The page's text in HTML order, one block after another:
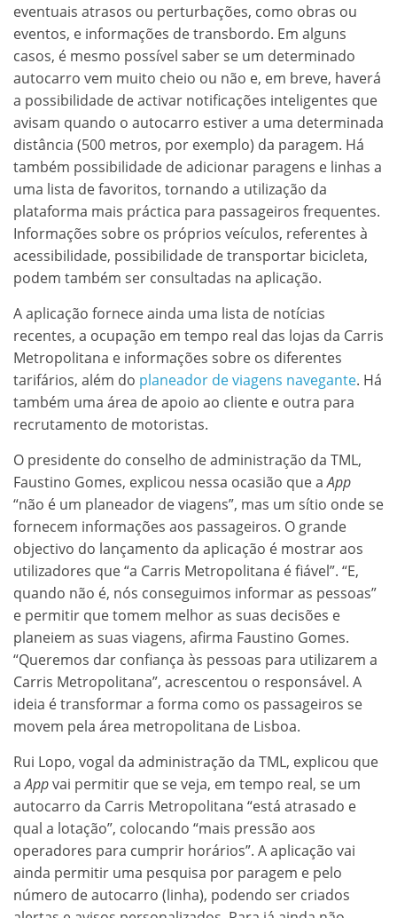
eventuais atrasos ou perturbações, como obras ou
eventos, e informações de transbordo. Em alguns
casos, é mesmo possível saber se um determinado
autocarro vem muito cheio ou não e, em breve, haverá
a possibilidade de activar notificações inteligentes que
avisam quando o autocarro estiver a uma determinada
distância (500 metros, por exemplo) da paragem. Há
também possibilidade de adicionar paragens e linhas a
uma lista de favoritos, tornando a utilização da
plataforma mais práctica para passageiros frequentes.
Informações sobre os próprios veículos, referentes à
acessibilidade, possibilidade de transportar bicicleta,
podem também ser consultadas na aplicação.
A aplicação fornece ainda uma lista de notícias
recentes, a ocupação em tempo real das lojas da Carris
Metropolitana e informações sobre os diferentes
tarifários, além do planeador de viagens navegante. Há
também uma área de apoio ao cliente e outra para
recrutamento de motoristas.
O presidente do conselho de administração da TML,
Faustino Gomes, explicou nessa ocasião que aApp
“não é um planeador de viagens”, mas um sítio onde se
fornecem informações aos passageiros. O grande
objectivo do lançamento da aplicação é mostrar aos
utilizadores que “a Carris Metropolitana é fiável”. “E,
quando não é, nós conseguimos informar as pessoas”
e permitir que tomem melhor as suas decisões e
planeiem as suas viagens, afirma Faustino Gomes.
“Queremos dar confiança às pessoas para utilizarem a
Carris Metropolitana”, acrescentou o responsável. A
ideia é transformar a forma como os passageiros se
movem pela área metropolitana de Lisboa.
Rui Lopo, vogal da administração da TML, explicou que
aAppvai permitir que se veja, em tempo real, se um
autocarro da Carris Metropolitana “está atrasado e
qual a lotação”, colocando “mais pressão aos
operadores para cumprir horários”. A aplicação vai
ainda permitir uma pesquisa por paragem e pelo
número de autocarro (linha), podendo ser criados